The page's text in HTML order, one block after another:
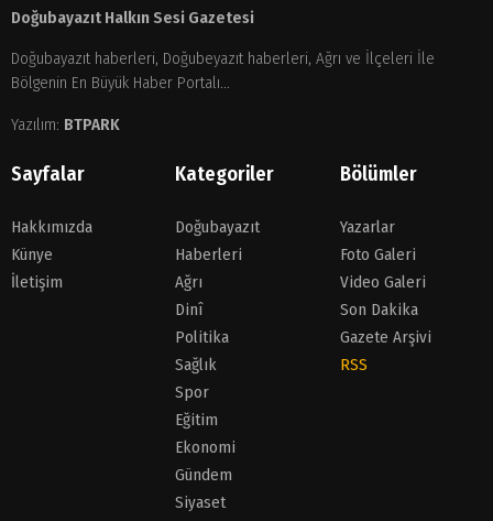
Doğubayazıt Halkın Sesi Gazetesi
Doğubayazıt haberleri, Doğubeyazıt haberleri, Ağrı ve İlçeleri İle
Bölgenin En Büyük Haber Portalı...
Yazılım: BTPARK
Sayfalar
Hakkımızda
Künye
İletişim
Kategoriler
Doğubayazıt
Haberleri
Ağrı
Dinî
Politika
Sağlık
Spor
Eğitim
Ekonomi
Gündem
Siyaset
Bölümler
Yazarlar
Foto Galeri
Video Galeri
Son Dakika
Gazete Arşivi
RSS